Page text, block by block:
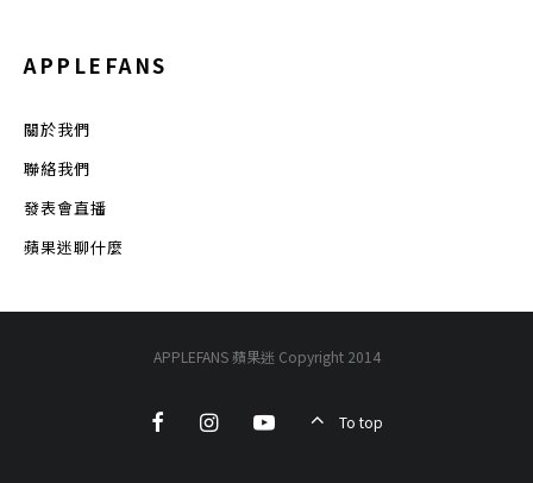
APPLEFANS
關於我們
聯絡我們
發表會直播
蘋果迷聊什麼
APPLEFANS 蘋果迷 Copyright 2014
To top